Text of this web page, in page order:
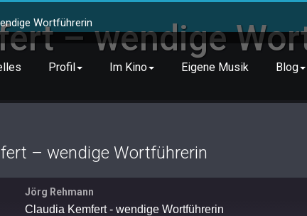
Profil Im Kino Eigene Musik Blog
– wendige
Wortführerin
– wendige Wortführerin
Jörg Rehmann
Claudia Kemfert - wendige Wortführerin